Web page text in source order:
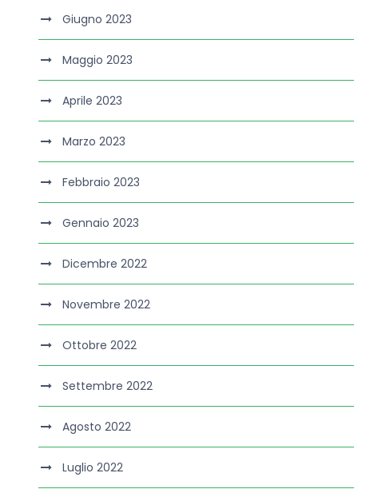
Giugno 2023
Maggio 2023
Aprile 2023
Marzo 2023
Febbraio 2023
Gennaio 2023
Dicembre 2022
Novembre 2022
Ottobre 2022
Settembre 2022
Agosto 2022
Luglio 2022